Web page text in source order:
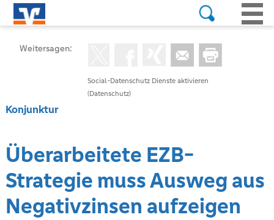
Social-Datenschutz Dienste aktivieren
(Datenschutz)
Weitersagen:
Konjunktur
Überarbeitete EZB-
Strategie muss Ausweg aus
Negativzinsen aufzeigen